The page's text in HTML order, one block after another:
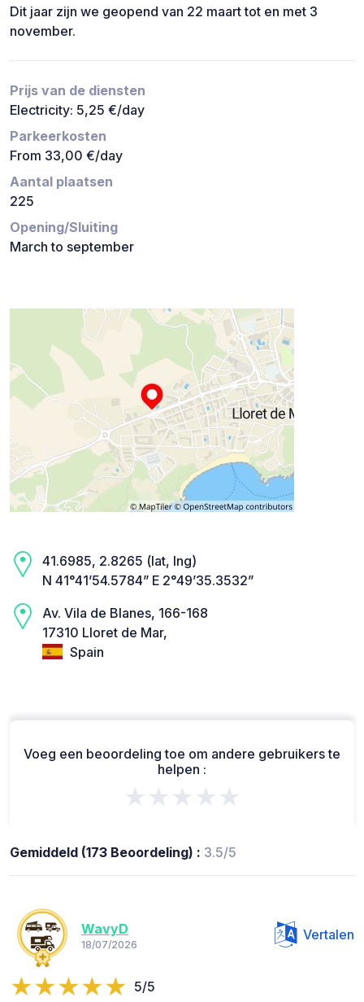
Dit jaar zijn we geopend van 22 maart tot en met 3
november.
Prijs van de diensten
Electricity: 5,25 €/day
Parkeerkosten
From 33,00 €/day
Aantal plaatsen
225
Opening/Sluiting
March to september
41.6985, 2.8265 (lat, lng)
N 41°41’54.5784” E 2°49’35.3532”
Av. Vila de Blanes, 166-168
17310 Lloret de Mar,
Spain
Voeg een beoordeling toe om andere gebruikers te
helpen :
★★★★★
Gemiddeld (173 Beoordeling) : 3.5/5
WavyD
18/07/2026
Vertalen
5/5